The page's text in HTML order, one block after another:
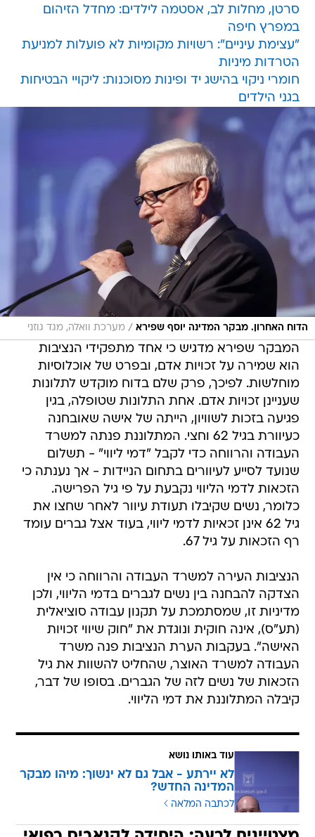
סרטן, מחלות לב, אסטמה לילדים: מחדל הזיהום
במפרץ חיפה
"עצימת עיניים": רשויות מקומיות לא פועלות למניעת
הטרדות מיניות
חומרי ניקוי בהישג יד ופינות מסוכנות: ליקויי הבטיחות
בגני הילדים
הדוח האחרון. מבקר המדינה יוסף שפירא / מערכת וואלה, מגד גוזני
המבקר שפירא מדגיש כי אחד מתפקידי הנציבות
הוא שמירה על זכויות אדם, ובפרט של אוכלוסיות
מוחלשות. לפיכך, פרק שלם בדוח מוקדש לתלונות
שעניינן זכויות אדם. אחת התלונות שטופלה, בגין
פגיעה בזכות לשוויון, הייתה של אישה שאובחנה
כעיוורת בגיל 62 וחצי. המתלוננת פנתה למשרד
העבודה והרווחה כדי לקבל "דמי ליווי" - תשלום
שנועד לסייע לעיוורים בתחום הניידות - אך נענתה כי
הזכאות לדמי הליווי נקבעת על פי גיל הפרישה.
כלומר, נשים שקיבלו תעודת עיוור לאחר שחצו את
גיל 62 אינן זכאיות לדמי ליווי, בעוד אצל גברים עומד
רף הזכאות על גיל 67.
הנציבות העירה למשרד העבודה והרווחה כי אין
הצדקה להבחנה בין נשים לגברים בדמי הליווי, ולכן
מדיניות זו, שמסתמכת על תקנון עבודה סוציאלית
(תע"ס), אינה חוקית ונוגדת את "חוק שיווי זכויות
האישה". בעקבות הערת הנציבות פנה משרד
העבודה למשרד האוצר, שהחליט להשוות את גיל
הזכאות של נשים לזה של הגברים. בסופו של דבר,
קיבלה המתלוננת את דמי הליווי.
עוד באותו נושא
לא יירתע - אבל גם לא ינשוך: מיהו מבקר
המדינה החדש?
לכתבה המלאה